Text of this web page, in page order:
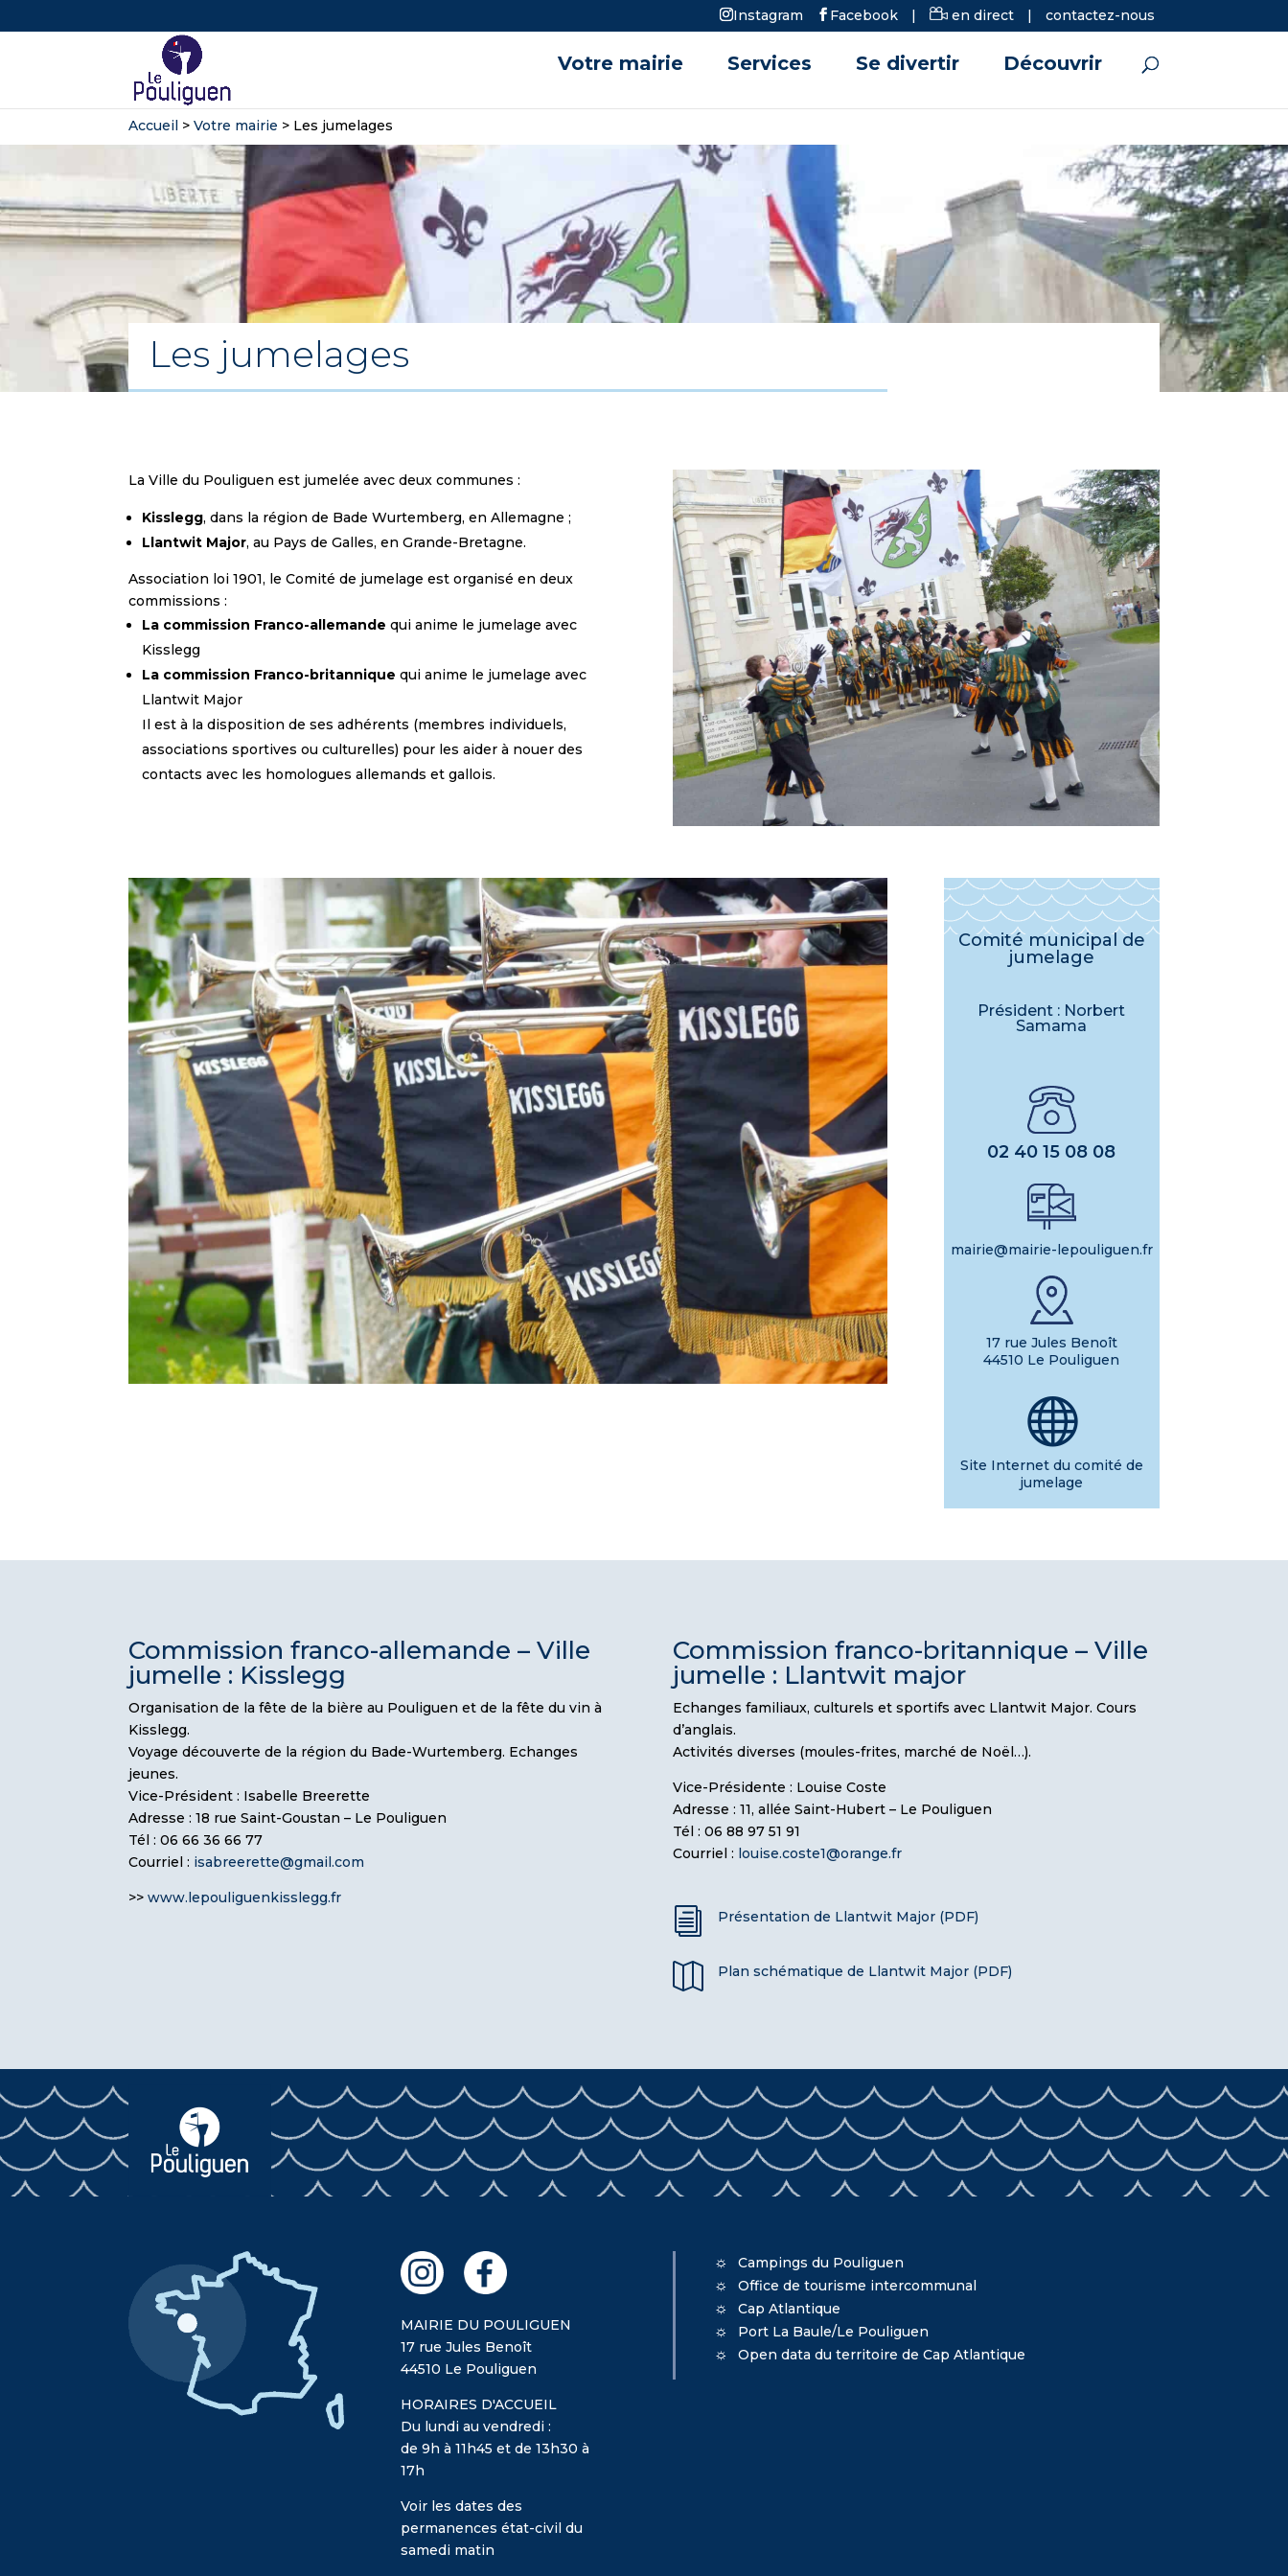
Instagram Facebook | en direct | contactez-nous
Votre mairie Services Se divertir Découvrir
Accueil >Votre mairie > Les jumelages
Les jumelages
La Ville du Pouliguen est jumelée avec deux communes :
Kisslegg, dans la région de Bade Wurtemberg, en Allemagne ;
Llantwit Major, au Pays de Galles, en Grande-Bretagne.
Association loi 1901, le Comité de jumelage est organisé en deux
commissions :
La commission Franco-allemande qui anime le jumelage avec
Kisslegg
La commission Franco-britannique qui anime le jumelage avec
Llantwit Major
Il est à la disposition de ses adhérents (membres individuels,
associations sportives ou culturelles) pour les aider à nouer des
contacts avec les homologues allemands et gallois.
Comité municipal de
jumelage
Président : Norbert
Samama
02 40 15 08 08
mairie@mairie-lepouliguen.fr
17 rue Jules Benoît
44510 Le Pouliguen

Site Internet du comité de
jumelage
Commission franco-allemande – Ville
jumelle : Kisslegg
Organisation de la fête de la bière au Pouliguen et de la fête du vin à
Kisslegg.
Voyage découverte de la région du Bade-Wurtemberg. Echanges
jeunes.
Vice-Président : Isabelle Breerette
Adresse : 18 rue Saint-Goustan – Le Pouliguen
Tél : 06 66 36 66 77
Courriel : isabreerette@gmail.com
>>www.lepouliguenkisslegg.fr
Commission franco-britannique – Ville
jumelle : Llantwit major
Echanges familiaux, culturels et sportifs avec Llantwit Major. Cours
d’anglais.
Activités diverses (moules-frites, marché de Noël…).
Vice-Présidente : Louise Coste
Adresse : 11, allée Saint-Hubert – Le Pouliguen
Tél : 06 88 97 51 91
Courriel : louise.coste1@orange.fr
i Présentation de Llantwit Major (PDF)
 Plan schématique de Llantwit Major (PDF)
MAIRIE DU POULIGUEN
17 rue Jules Benoît
44510 Le Pouliguen
HORAIRES D'ACCUEIL
Du lundi au vendredi :
de 9h à 11h45 et de 13h30 à
17h
Voir les dates des
permanences état-civil du
samedi matin
Campings du Pouliguen
Office de tourisme intercommunal
Cap Atlantique
Port La Baule/Le Pouliguen
Open data du territoire de Cap Atlantique